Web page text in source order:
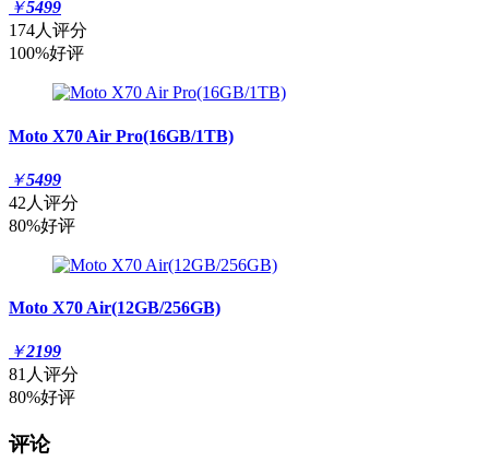
￥5499
174人评分
100%好评
Moto X70 Air Pro(16GB/1TB)
￥5499
42人评分
80%好评
Moto X70 Air(12GB/256GB)
￥2199
81人评分
80%好评
评论